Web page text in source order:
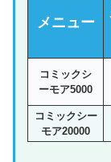
メニュー
コミックシ
ーモア5000
コミックシー
モア20000